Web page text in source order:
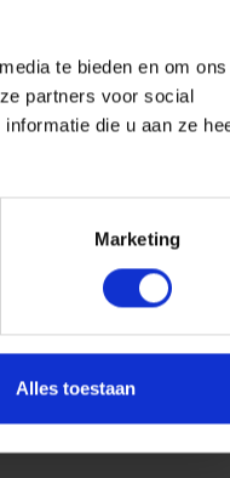
te bieden en om ons
partners voor social
die u aan ze
Marketing
Alles toestaan